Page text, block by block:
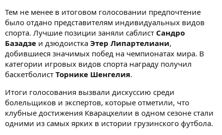
Тем не менее в итоговом голосовании предпочтение
было отдано представителям индивидуальных видов
спорта. Лучшие позиции заняли саблист Сандро
Базадзе и дзюдоистка Этер Липартелиани,
добившиеся значимых побед на чемпионатах мира. В
категории игровых видов спорта награду получил
баскетболист Торнике Шенгелия.
Итоги голосования вызвали дискуссию среди
болельщиков и экспертов, которые отметили, что
клубные достижения Кварацхелии в одном сезоне стали
одними из самых ярких в истории грузинского футбола.